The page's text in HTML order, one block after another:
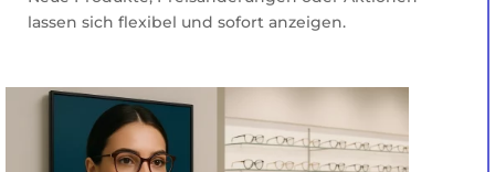
lassen sich flexibel und sofort anzeigen.